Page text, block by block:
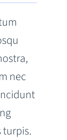
nec
turpis.